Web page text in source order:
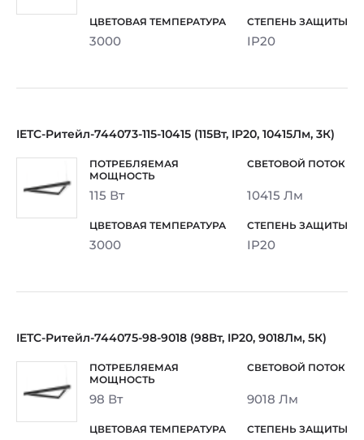
3000 IP20
IETC-Ритейл-744073-115-10415 (115Вт, IP20, 10415Лм, 3К)
115 Вт 10415 Лм
3000 IP20
IETC-Ритейл-744075-98-9018 (98Вт, IP20, 9018Лм, 5К)
98 Вт 9018 Лм